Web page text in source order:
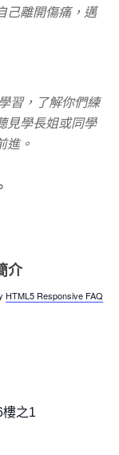
己離開傷痛，邁
習，了解你們練
見學長姐或同學
進。
介
HTML5 Responsive FAQ
樓之1